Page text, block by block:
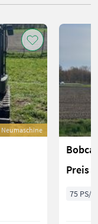
Neumaschine
Preis
75 PS/